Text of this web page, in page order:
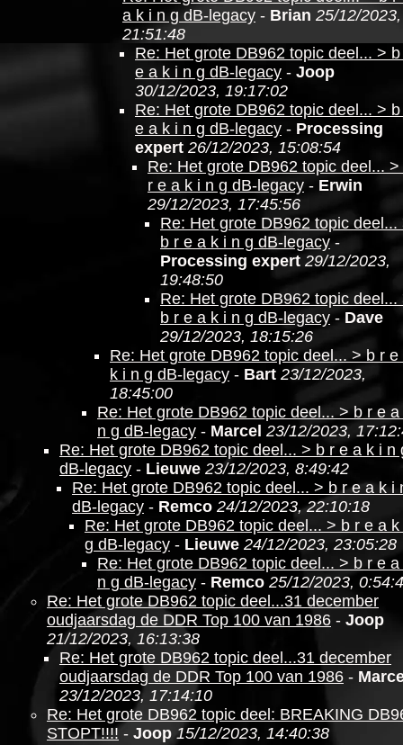
a k i n g dB-legacy - Brian 25/12/2023,
21:51:48
Re: Het grote DB962 topic deel... >
e a k i n g dB-legacy - Joop
30/12/2023, 19:17:02
Re: Het grote DB962 topic deel... >
e a k i n g dB-legacy - Processing
expert 26/12/2023, 15:08:54
Re: Het grote DB962 topic deel... >
r e a k i n g dB-legacy - Erwin
29/12/2023, 17:45:56
Re: Het grote DB962 topic deel...
b r e a k i n g dB-legacy -
Processing expert 29/12/2023,
19:48:50
Re: Het grote DB962 topic deel...
b r e a k i n g dB-legacy - Dave
29/12/2023, 18:15:26
Re: Het grote DB962 topic deel... > b r e
k i n g dB-legacy - Bart 23/12/2023,
18:45:00
Re: Het grote DB962 topic deel... > b r e a
n g dB-legacy - Marcel 23/12/2023,
Re: Het grote DB962 topic deel... > b r e a k i n
dB-legacy - Lieuwe 23/12/2023, 8:49:42
Re: Het grote DB962 topic deel... > b r e a k i
dB-legacy - Remco 24/12/2023, 22:10:18
Re: Het grote DB962 topic deel... > b r e a k
g dB-legacy - Lieuwe 24/12/2023, 23:05:28
Re: Het grote DB962 topic deel... > b r e a
n g dB-legacy - Remco 25/12/2023,
Re: Het grote DB962 topic deel...31 december
oudjaarsdag de DDR Top 100 van 1986 - Joop
21/12/2023, 16:13:38
Re: Het grote DB962 topic deel...31 december
oudjaarsdag de DDR Top 100 van 1986 -
23/12/2023, 17:14:10
Re: Het grote DB962 topic deel: BREAKING
STOPT!!!! - Joop 15/12/2023, 14:40:38